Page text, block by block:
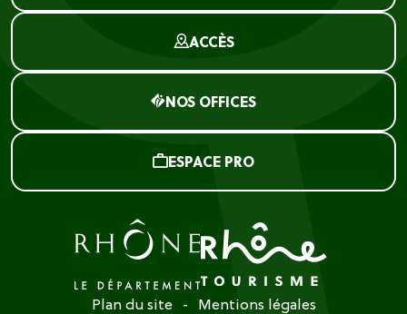
ACCÈS
NOS OFFICES
ESPACE PRO
Plan du site
Mentions légales